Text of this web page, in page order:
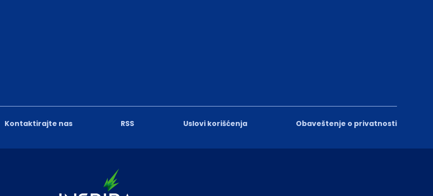
Kontaktirajte nas RSS Uslovi korišćenja Obaveštenje o privatnosti